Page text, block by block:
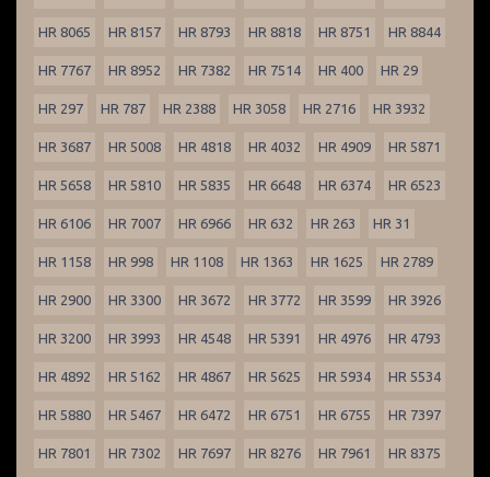
HR 8065 HR 8157 HR 8793 HR 8818 HR 8751 HR 8844
HR 7767 HR 8952 HR 7382 HR 7514 HR 400 HR 29
HR 297 HR 787 HR 2388 HR 3058 HR 2716 HR 3932
HR 3687 HR 5008 HR 4818 HR 4032 HR 4909 HR 5871
HR 5658 HR 5810 HR 5835 HR 6648 HR 6374 HR 6523
HR 6106 HR 7007 HR 6966 HR 632 HR 263 HR 31
HR 1158 HR 998 HR 1108 HR 1363 HR 1625 HR 2789
HR 2900 HR 3300 HR 3672 HR 3772 HR 3599 HR 3926
HR 3200 HR 3993 HR 4548 HR 5391 HR 4976 HR 4793
HR 4892 HR 5162 HR 4867 HR 5625 HR 5934 HR 5534
HR 5880 HR 5467 HR 6472 HR 6751 HR 6755 HR 7397
HR 7801 HR 7302 HR 7697 HR 8276 HR 7961 HR 8375